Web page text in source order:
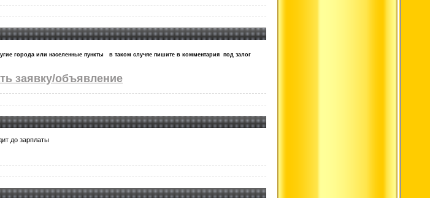
города или населенные пункты в таком случяе пишите в комментария под залог
заявку/объявление
до зарплаты